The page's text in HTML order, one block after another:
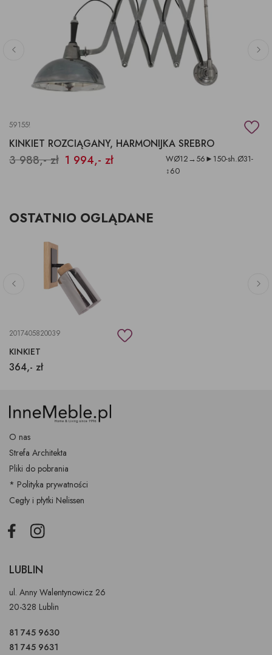
59155!
KINKIET ROZCIĄGANY, HARMONIJKA SREBRO
3 988,- zł 1 994,- zł
WØ12→56►150-sh.Ø31-
↕60
OSTATNIO OGLĄDANE
2017405820039
KINKIET
364,- zł
O nas
Strefa Architekta
Pliki do pobrania
* Polityka prywatności
Cegły i płytki Nelissen
FacebookInstagram
LUBLIN
ul. Anny Walentynowicz 26
20-328 Lublin
81 745 9630
81 745 9631